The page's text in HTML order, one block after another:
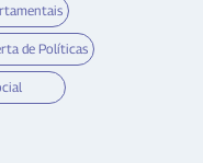
de Políticas